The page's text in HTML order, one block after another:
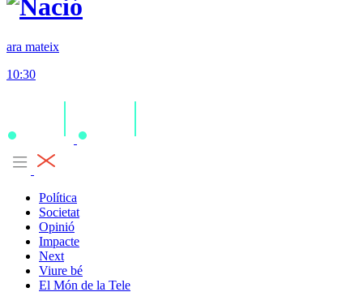
ara mateix
10:30
Política
Societat
Opinió
Impacte
Next
Viure bé
El Món de la Tele